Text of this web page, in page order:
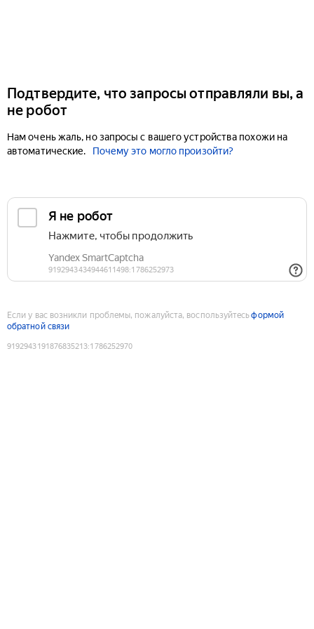
Подтвердите, что запросы отправляли вы, а
не робот
Нам очень жаль, но запросы с вашего устройства похожи на
автоматические.
Почему это могло произойти?
Если у вас возникли проблемы, пожалуйста, воспользуйтесьформой
обратной связи
9192943191876835213:1786252970